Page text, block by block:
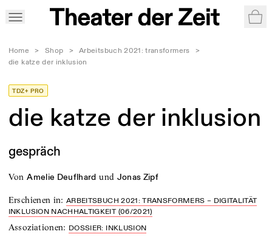
Home > Shop > Arbeitsbuch 2021: transformers
>
die katze der inklusion
TDZ+ PRO
die katze der inklusion
gespräch
von Amelie Deuflhard und Jonas Zipf
Erschienen in:ARBEITSBUCH 2021: TRANSFORMERS – DIGITALITÄT
INKLUSION NACHHALTIGKEIT (06/2021)
Assoziationen: DOSSIER: INKLUSION